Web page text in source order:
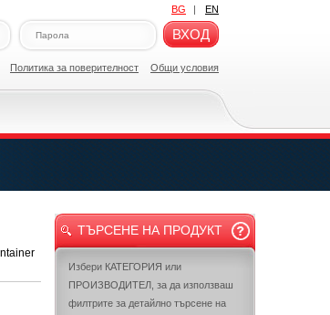
BG | EN
ВХОД
Политикa за поверителност Общи условия
ТЪРСЕНЕ НА ПРОДУКТ
Избери КАТЕГОРИЯ или
ПРОИЗВОДИТЕЛ, за да използваш
филтрите за детайлно търсене на